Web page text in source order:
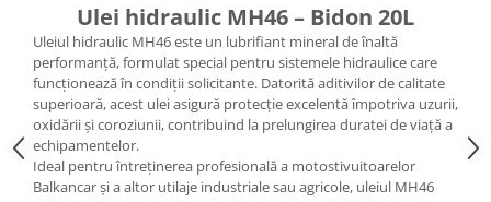
Bujii Motostivuitoare
Contact Pornire
Electromotoare Stivuitor
Lampi Faruri si Proiectoare
Piese Electrice Motostivuitor
Sistem Franare
Ulei hidraulic MH46 – Bidon 20L
Uleiul hidraulic MH46 este un lubrifiant mineral de înaltă
performanță, formulat special pentru sistemele hidraulice care
funcționează în condiții solicitante. Datorită aditivilor de calitate
superioară, acest ulei asigură protecție excelentă împotriva uzurii,
oxidării și coroziunii, contribuind la prelungirea duratei de viață a
echipamentelor.
Ideal pentru întreținerea profesională a motostivuitoarelor
Balkancar și a altor utilaje industriale sau agricole, uleiul MH46